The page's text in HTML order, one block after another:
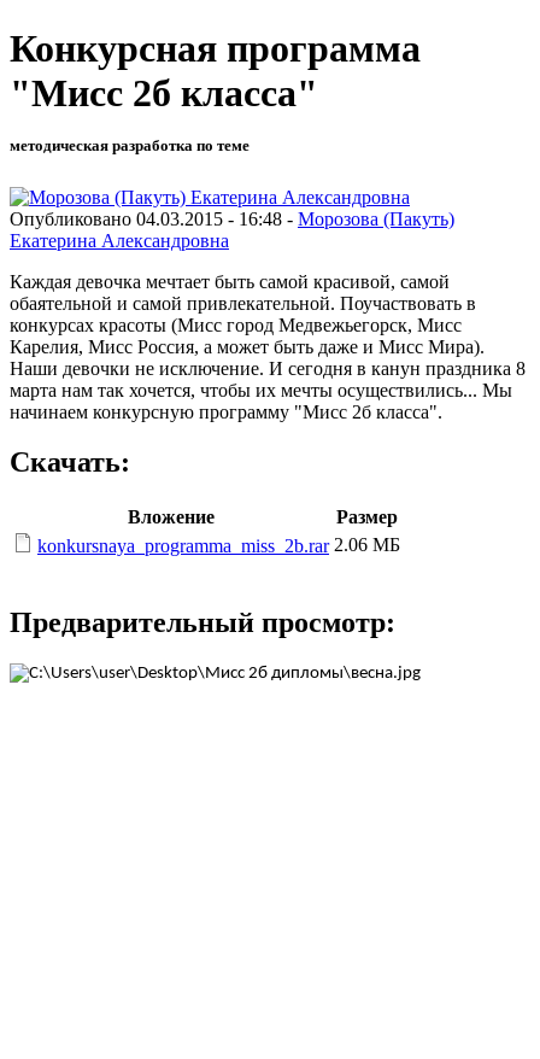
Конкурсная программа
"Мисс 2б класса"
методическая разработка по теме
Опубликовано 04.03.2015 - 16:48 - Морозова (Пакуть)
Екатерина Александровна
Каждая девочка мечтает быть самой красивой, самой
обаятельной и самой привлекательной. Поучаствовать в
конкурсах красоты (Мисс город Медвежьегорск, Мисс
Карелия, Мисс Россия, а может быть даже и Мисс Мира).
Наши девочки не исключение. И сегодня в канун праздника 8
марта нам так хочется, чтобы их мечты осуществились... Мы
начинаем конкурсную программу "Мисс 2б класса".
Скачать:
Вложение
Размер
konkursnaya_programma_miss_2b.rar 2.06 МБ
Предварительный просмотр: